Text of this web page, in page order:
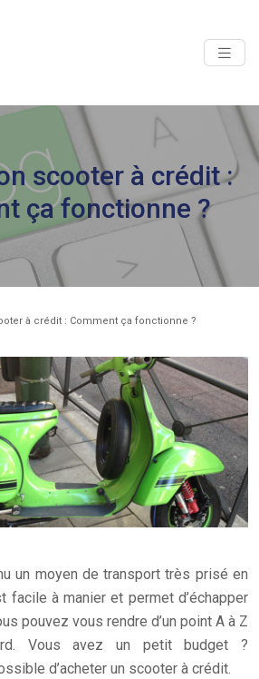
scooter à crédit :
ça fonctionne ?
à crédit : Comment ça fonctionne ?
un moyen de transport très prisé en
facile à manier et permet d’échapper
pouvez vous rendre d’un point A à Z
Vous avez un petit budget ?
d’acheter un scooter à crédit.